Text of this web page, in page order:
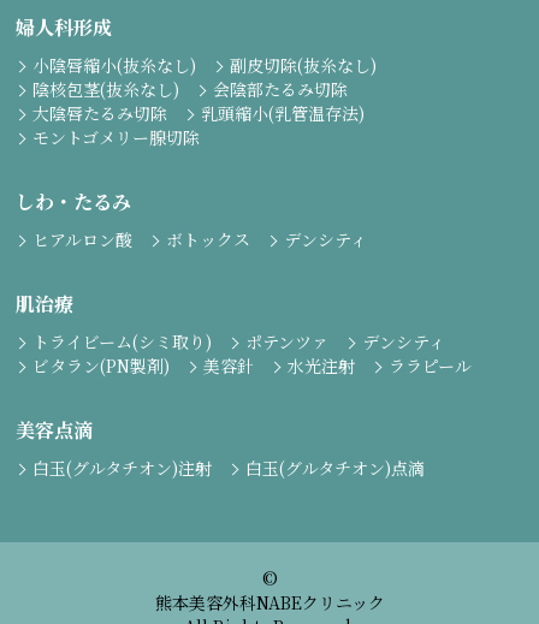
婦人科形成
小陰唇縮小(抜糸なし)
副皮切除(抜糸なし)
陰核包茎(抜糸なし)
会陰部たるみ切除
大陰唇たるみ切除
乳頭縮小(乳管温存法)
モントゴメリー腺切除
しわ・たるみ
ヒアルロン酸 ボトックス デンシティ
肌治療
トライビーム(シミ取り) ポテンツァ
デンシティ
ビタラン(PN製剤)
美容針 水光注射 ララピール
美容点滴
白玉(グルタチオン)注射 白玉(グルタチオン)点滴
©
熊本美容外科NABEクリニック